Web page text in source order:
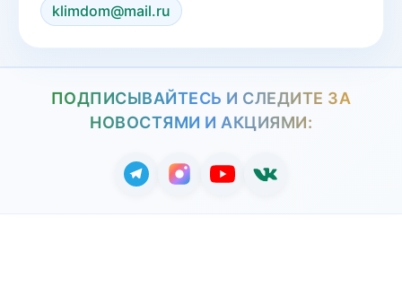
klimdom@mail.ru
ПОДПИСЫВАЙТЕСЬ И СЛЕДИТЕ ЗА
НОВОСТЯМИ И АКЦИЯМИ: